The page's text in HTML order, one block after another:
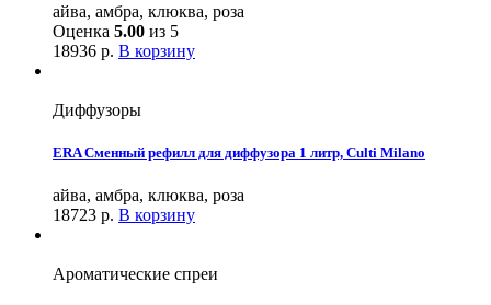
айва, амбра, клюква, роза
Оценка 5.00 из 5
18936 р. В корзину
Диффузоры
ERA Сменный рефилл для диффузора 1 литр, Culti Milano
айва, амбра, клюква, роза
18723 р. В корзину
Ароматические спреи